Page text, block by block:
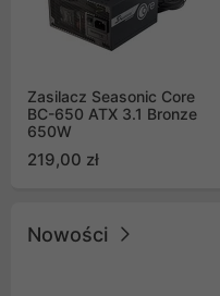
Zasilacz Seasonic Core
BC-650 ATX 3.1 Bronze
650W
219,00 zł
Nowości